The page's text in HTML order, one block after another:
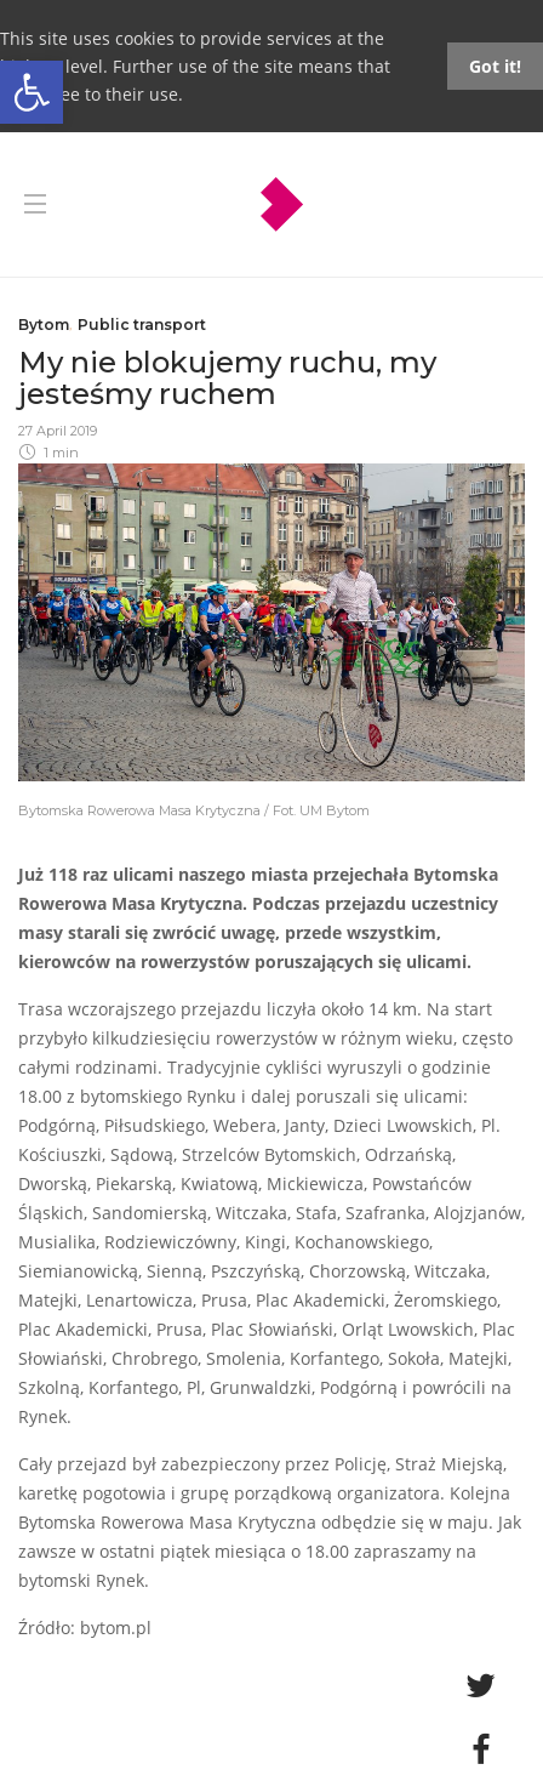
Open toolbar
This site uses cookies to provide services at the
highest level. Further use of the site means that
you agree to their use.
Got it!
Bytom, Public transport
My nie blokujemy ruchu, my
jesteśmy ruchem
27 April 2019
1 min
Bytomska Rowerowa Masa Krytyczna / Fot. UM Bytom
Już 118 raz ulicami naszego miasta przejechała Bytomska
Rowerowa Masa Krytyczna. Podczas przejazdu uczestnicy
masy starali się zwrócić uwagę, przede wszystkim,
kierowców na rowerzystów poruszających się ulicami.
Trasa wczorajszego przejazdu liczyła około 14 km. Na start
przybyło kilkudziesięciu rowerzystów w różnym wieku, często
całymi rodzinami. Tradycyjnie cykliści wyruszyli o godzinie
18.00 z bytomskiego Rynku i dalej poruszali się ulicami:
Podgórną, Piłsudskiego, Webera, Janty, Dzieci Lwowskich, Pl.
Kościuszki, Sądową, Strzelców Bytomskich, Odrzańską,
Dworską, Piekarską, Kwiatową, Mickiewicza, Powstańców
Śląskich, Sandomierską, Witczaka, Stafa, Szafranka, Alojzjanów,
Musialika, Rodziewiczówny, Kingi, Kochanowskiego,
Siemianowicką, Sienną, Pszczyńską, Chorzowską, Witczaka,
Matejki, Lenartowicza, Prusa, Plac Akademicki, Żeromskiego,
Plac Akademicki, Prusa, Plac Słowiański, Orląt Lwowskich, Plac
Słowiański, Chrobrego, Smolenia, Korfantego, Sokoła, Matejki,
Szkolną, Korfantego, Pl, Grunwaldzki, Podgórną i powrócili na
Rynek.
Cały przejazd był zabezpieczony przez Policję, Straż Miejską,
karetkę pogotowia i grupę porządkową organizatora. Kolejna
Bytomska Rowerowa Masa Krytyczna odbędzie się w maju. Jak
zawsze w ostatni piątek miesiąca o 18.00 zapraszamy na
bytomski Rynek.
Źródło: bytom.pl